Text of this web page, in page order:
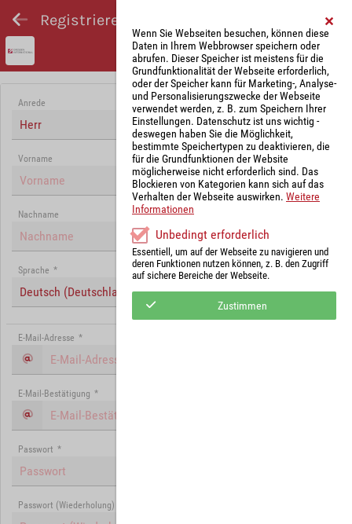
Registrieren und Angebot abgeben
Anrede
Herr
Vorname
Nachname
Sprache *
Deutsch (Deutschland)
E-Mail-Adresse *
E-Mail-Bestätigung *
Passwort *
Passwort (Wiederholung)
Wenn Sie Webseiten besuchen, können diese
Daten in Ihrem Webbrowser speichern oder
abrufen. Dieser Speicher ist meistens für die
Grundfunktionalität der Webseite erforderlich,
oder der Speicher kann für Marketing-, Analyse-
und Personalisierungszwecke der Webseite
verwendet werden, z. B. zum Speichern Ihrer
Einstellungen. Datenschutz ist uns wichtig -
deswegen haben Sie die Möglichkeit,
bestimmte Speichertypen zu deaktivieren, die
für die Grundfunktionen der Website
möglicherweise nicht erforderlich sind. Das
Blockieren von Kategorien kann sich auf das
Verhalten der Webseite auswirken. Weitere
Informationen
Unbedingt erforderlich
Essentiell, um auf der Webseite zu navigieren und
deren Funktionen nutzen können, z. B. den Zugriff
auf sichere Bereiche der Webseite.
Zustimmen